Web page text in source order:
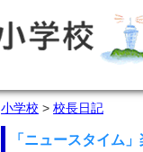
小学校 > 校長日記
「ニュースタイム